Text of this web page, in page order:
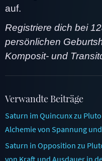
auf.
Registriere dich bei
persönlichen
Komposit- und
Verwandte Beiträge
Saturn im Quincunx zu
Alchemie von Spannung
Saturn in Opposition zu
von Kraft und Ausdauer in